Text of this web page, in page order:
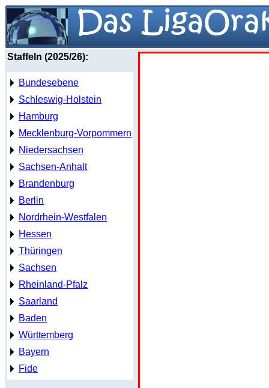
Staffeln (2025/26):
Bundesebene
Schleswig-Holstein
Hamburg
Mecklenburg-Vorpommern
Niedersachsen
Sachsen-Anhalt
Brandenburg
Berlin
Nordrhein-Westfalen
Hessen
Thüringen
Sachsen
Rheinland-Pfalz
Saarland
Baden
Württemberg
Bayern
Fide